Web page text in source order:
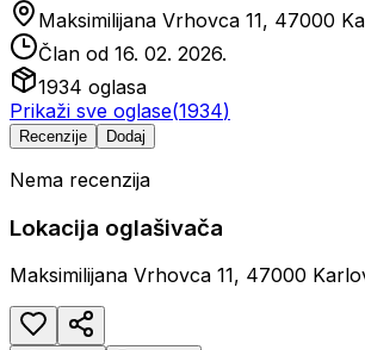
Maksimilijana Vrhovca 11, 47000
Član od 16. 02. 2026.
1934 oglasa
Prikaži sve oglase(1934)
Recenzije Dodaj
Nema recenzija
Lokacija oglašivača
Maksimilijana Vrhovca 11, 47000